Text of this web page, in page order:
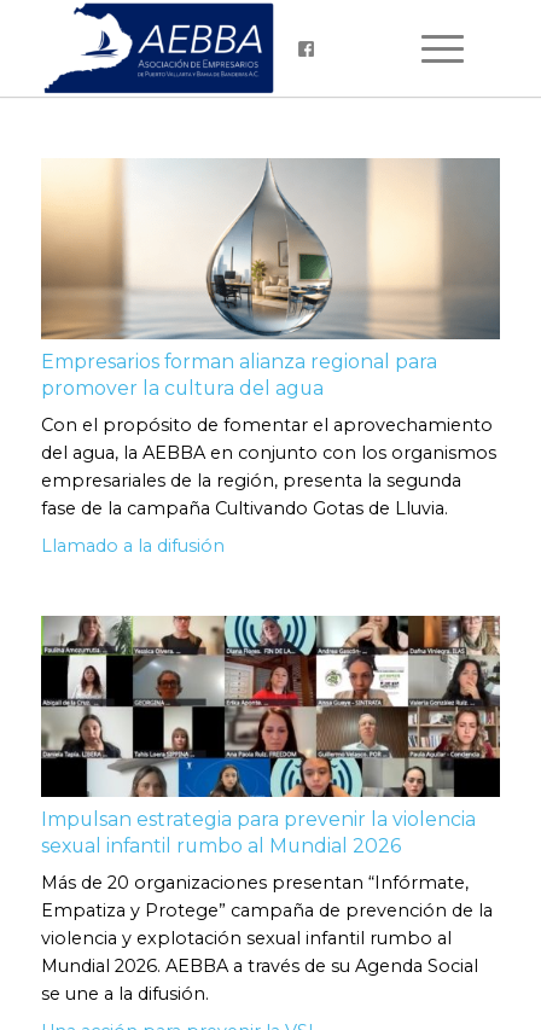
Empresarios forman alianza regional para
promover la cultura del agua
Con el propósito de fomentar el aprovechamiento
del agua, la AEBBA en conjunto con los organismos
empresariales de la región, presenta la segunda
fase de la campaña Cultivando Gotas de Lluvia.
Llamado a la difusión
Impulsan estrategia para prevenir la violencia
sexual infantil rumbo al Mundial 2026
Más de 20 organizaciones presentan “Infórmate,
Empatiza y Protege” campaña de prevención de la
violencia y explotación sexual infantil rumbo al
Mundial 2026. AEBBA a través de su Agenda Social
se une a la difusión.